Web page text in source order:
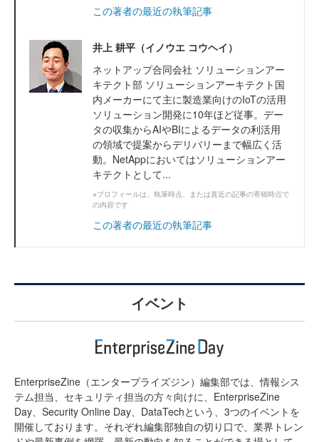
この著者の最近の執筆記事
井上 耕平（イノウエ コウヘイ）
ネットアップ合同会社 ソリューションアー
キテクト部 ソリューションアーキテクト国
内メーカーにて主に製造業向けのIoTの活用
ソリューション開発に10年ほど従事。デー
タの収集からAIやBIによるデータの利活用
の領域で提案からデリバリーまで幅広く活
動。NetAppにおいてはソリューションアー
キテクトとして...
※プロフィールは、執筆時点、または直近の記事の寄稿時点で
の内容です
この著者の最近の執筆記事
イベント
EnterpriseZine（エンタープライズジン）編集部では、情報シス
テム担当、セキュリティ担当の方々向けに、EnterpriseZine
Day、Security Online Day、DataTechという、3つのイベントを
開催しております。それぞれ編集部独自の切り口で、業界トレン